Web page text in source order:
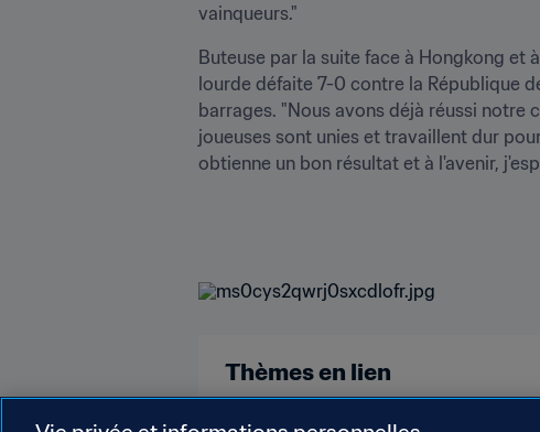
vainqueurs."
Buteuse par la suite face à Hongkong et
lourde défaite 7-0 contre la République
barrages. "Nous avons déjà réussi notre
joueuses sont unies et travaillent dur
obtienne un bon résultat et à l'avenir,
Thèmes en lien
Vietnam